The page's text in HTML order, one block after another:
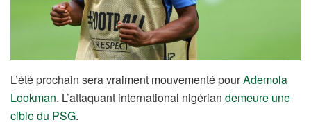
L’été prochain sera vraiment mouvementé pourAdemola
Lookman. L’attaquant international nigérian demeure une
cible du PSG.